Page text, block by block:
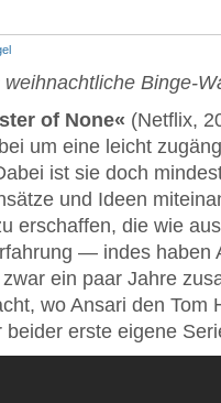
weihnachtliche Binge-
of None« (Netflix,
um eine leicht
ist sie doch
und Ideen
erschaffen, die wie
— indes haben
ein paar Jahre
wo Ansari den Tom
erste eigene